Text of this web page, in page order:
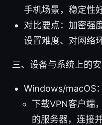
手机场景，稳定性好
对比要点：加密强
设置难度、对网络
三、设备与系统上的
Windows/macOS：
下载VPN客户端
的服务器，连接